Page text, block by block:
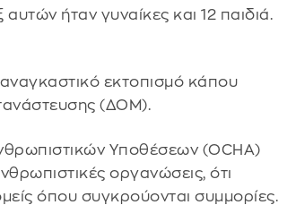
ήταν γυναίκες και 12 παιδιά.
εκτοπισμό κάπου
(ΔΟΜ).
Υποθέσεων (OCHA)
οργανώσεις, ότι
όπου συγκρούονται συμμορίες.